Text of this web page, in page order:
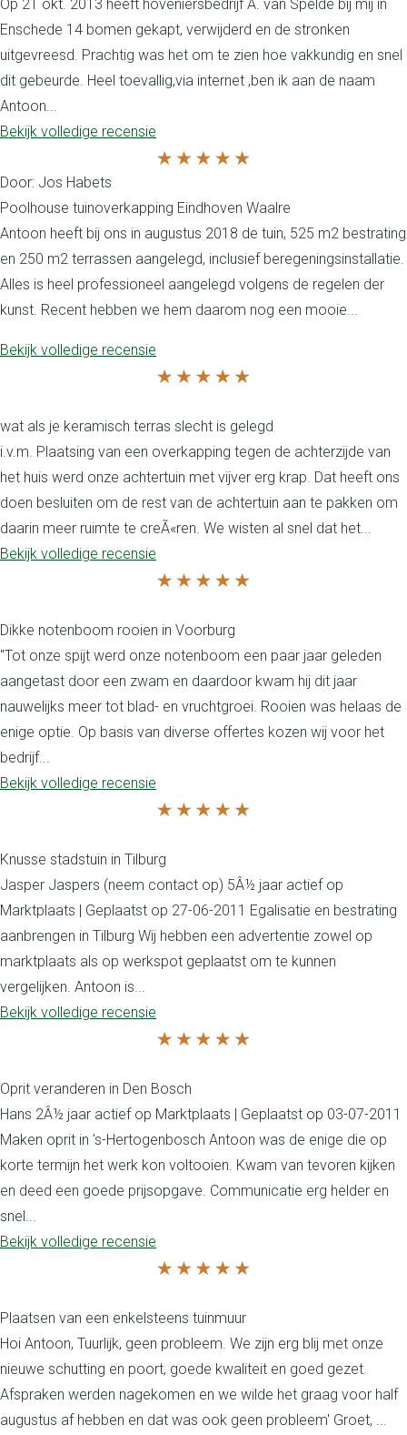
Op 21 okt. 2013 heeft hoveniersbedrijf A. van Spelde bij mij in
Enschede 14 bomen gekapt, verwijderd en de stronken
uitgevreesd. Prachtig was het om te zien hoe vakkundig en snel
dit gebeurde. Heel toevallig,via internet ,ben ik aan de naam
Antoon...
Bekijk volledige recensie
Door: Jos Habets
Poolhouse tuinoverkapping Eindhoven Waalre
Antoon heeft bij ons in augustus 2018 de tuin, 525 m2 bestrating
en 250 m2 terrassen aangelegd, inclusief beregeningsinstallatie.
Alles is heel professioneel aangelegd volgens de regelen der
kunst. Recent hebben we hem daarom nog een mooie...
Bekijk volledige recensie
wat als je keramisch terras slecht is gelegd
i.v.m. Plaatsing van een overkapping tegen de achterzijde van
het huis werd onze achtertuin met vijver erg krap. Dat heeft ons
doen besluiten om de rest van de achtertuin aan te pakken om
daarin meer ruimte te creÃ«ren. We wisten al snel dat het...
Bekijk volledige recensie
Dikke notenboom rooien in Voorburg
"Tot onze spijt werd onze notenboom een paar jaar geleden
aangetast door een zwam en daardoor kwam hij dit jaar
nauwelijks meer tot blad- en vruchtgroei. Rooien was helaas de
enige optie. Op basis van diverse offertes kozen wij voor het
bedrijf...
Bekijk volledige recensie
Knusse stadstuin in Tilburg
Jasper Jaspers (neem contact op) 5Â½ jaar actief op
Marktplaats | Geplaatst op 27-06-2011 Egalisatie en bestrating
aanbrengen in Tilburg Wij hebben een advertentie zowel op
marktplaats als op werkspot geplaatst om te kunnen
vergelijken. Antoon is...
Bekijk volledige recensie
Oprit veranderen in Den Bosch
Hans 2Â½ jaar actief op Marktplaats | Geplaatst op 03-07-2011
Maken oprit in 's-Hertogenbosch Antoon was de enige die op
korte termijn het werk kon voltooien. Kwam van tevoren kijken
en deed een goede prijsopgave. Communicatie erg helder en
snel...
Bekijk volledige recensie
Plaatsen van een enkelsteens tuinmuur
Hoi Antoon, Tuurlijk, geen probleem. We zijn erg blij met onze
nieuwe schutting en poort, goede kwaliteit en goed gezet.
Afspraken werden nagekomen en we wilde het graag voor half
augustus af hebben en dat was ook geen probleem' Groet, ...